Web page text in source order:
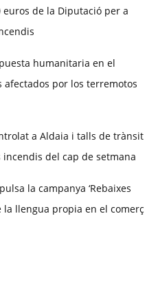
de la Diputació per a
humanitaria en el
afectados por los terremotos
a Aldaia i talls de trànsit
incendis del cap de setmana
la campanya ‘Rebaixes
la llengua propia en el comerç